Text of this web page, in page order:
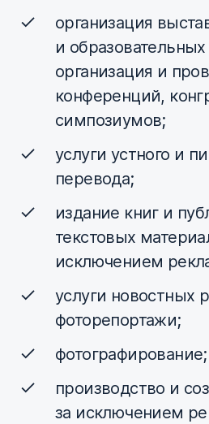
организация
и
организация и
конференций,
симпозиумов;
услуги устного и
перевода;
издание книг и
текстовых
исключением
услуги новостных
фоторепортажи;
фотографирование;
производство и
за исключением